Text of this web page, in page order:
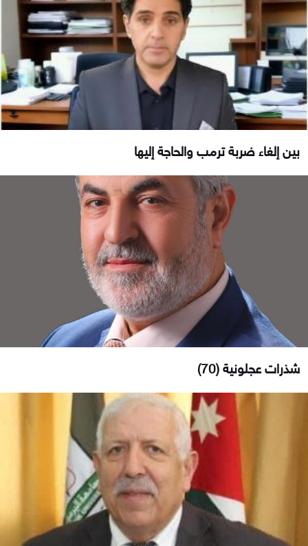
بين إلغاء ضربة ترمب والحاجة إليها
شذرات عجلونية (70)